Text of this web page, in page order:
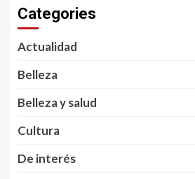
Categories
Actualidad
Belleza
Belleza y salud
Cultura
De interés